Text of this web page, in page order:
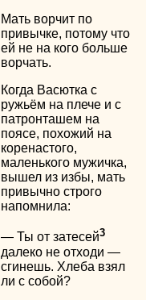
Мать ворчит по
привычке, потому что
ей не на кого больше
ворчать.
Когда Васютка с
ружьём на плече и с
патронташем на
поясе, похожий на
коренастого,
маленького мужичка,
вышел из избы, мать
привычно строго
напомнила:
— Ты от затесей3
далеко не отходи —
сгинешь. Хлеба взял
ли с собой?